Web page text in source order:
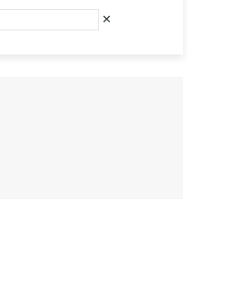
✕